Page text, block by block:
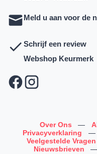
Meld u aan voor de
Schrijf een review
Webshop Keurmerk
Over Ons —
Privacyverklaring
—
Veelgestelde Vragen
Nieuwsbrieven
—